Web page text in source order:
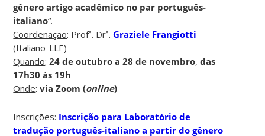
gênero artigo acadêmico no par português-
italiano“.
Coordenação: Profª. Drª.Graziele Frangiotti
(Italiano-LLE)
Quando:24 de outubro a 28 de novembro,das
17h30 às 19h
Onde:via Zoom (online)
Inscrições: Inscrição para Laboratório de
tradução português-italiano a partir do gênero